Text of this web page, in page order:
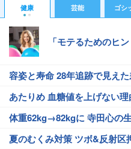
健康 芸能 ゴシ
「モテるためのヒ
容姿と寿命 28年追跡で見え
あたりめ 血糖値を上げない理
体重62kg→82kgに 寺田心の
夏のむくみ対策 ツボ&反射区